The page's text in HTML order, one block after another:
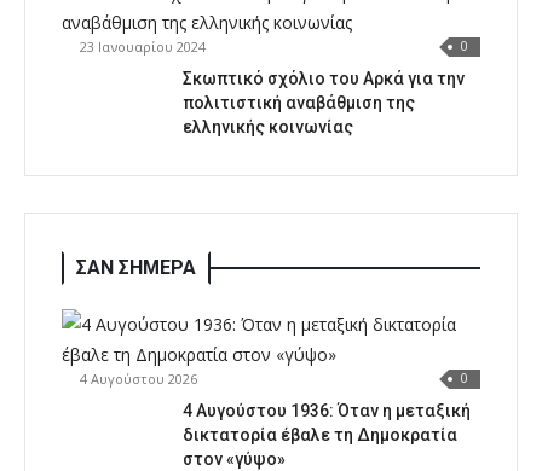
23 Ιανουαρίου 2024 0
Σκωπτικό σχόλιο του Αρκά για την
πολιτιστική αναβάθμιση της
ελληνικής κοινωνίας
ΣΑΝ ΣΗΜΕΡΑ
4 Αυγούστου 2026 0
4 Αυγούστου 1936: Όταν η μεταξική
δικτατορία έβαλε τη Δημοκρατία
στον «γύψο»